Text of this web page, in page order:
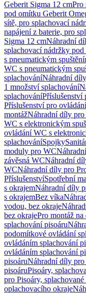
Geberit Sigma 12 cmPro
pod omítku Geberit
sítě, pro splachovací
napájení z baterie, pro
Sigma 12 cmNáhradní
splachovací nádržky
s pneumatickým
WC s pneumatickým
splachováníNáhradní
1 množství splachování
splachováníPříslušenství
Příslušenství pro
montážNáhradní díly pro
WC s elektronickým
ovládání WC s
splachováníSpojky
moduly pro WC
závěsná WCNáhradní
WCNáhradní díly pro
PříslušenstvíSpotřební
s okrajemNáhradní díly
s okrajemBez víka
vodou, bez okraje
bez okrajePro montáž
splachování pisoáru
podomítkové ovládání
ovládáním splachování
ovládáním splachování
pisoáruNáhradní díly pro
pisoáruPisoáry,
pro Pisoáry,
oplachovacího okraje